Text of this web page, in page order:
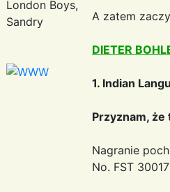
London Boys,
Sandry
A zatem
DIETER
1. Indian
Przyznam,
Nagranie
No. FST 30017